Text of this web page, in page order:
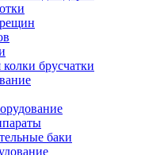
брусчатки
баки